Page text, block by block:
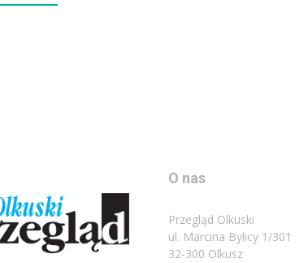
O nas
Przegląd Olkuski
ul. Marcina Bylicy 1/301
32-300 Olkusz